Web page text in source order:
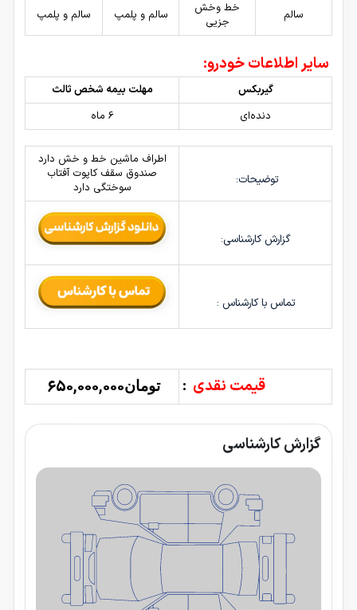
سالم
خط وخش
جزیی
سالم و پلمپ سالم و پلمپ
سایر اطلاعات خودرو:
گیربکس
مهلت بیمه شخص ثالث
دنده‌ای
6 ماه
توضیحات:
اطراف ماشین خط و خش دارد
صندوق سقف کاپوت آفتاب
سوختگی دارد
گزارش کارشناسی:
تماس با کارشناس :
قیمت نقدی : تومان650,000,000
گزارش کارشناسی